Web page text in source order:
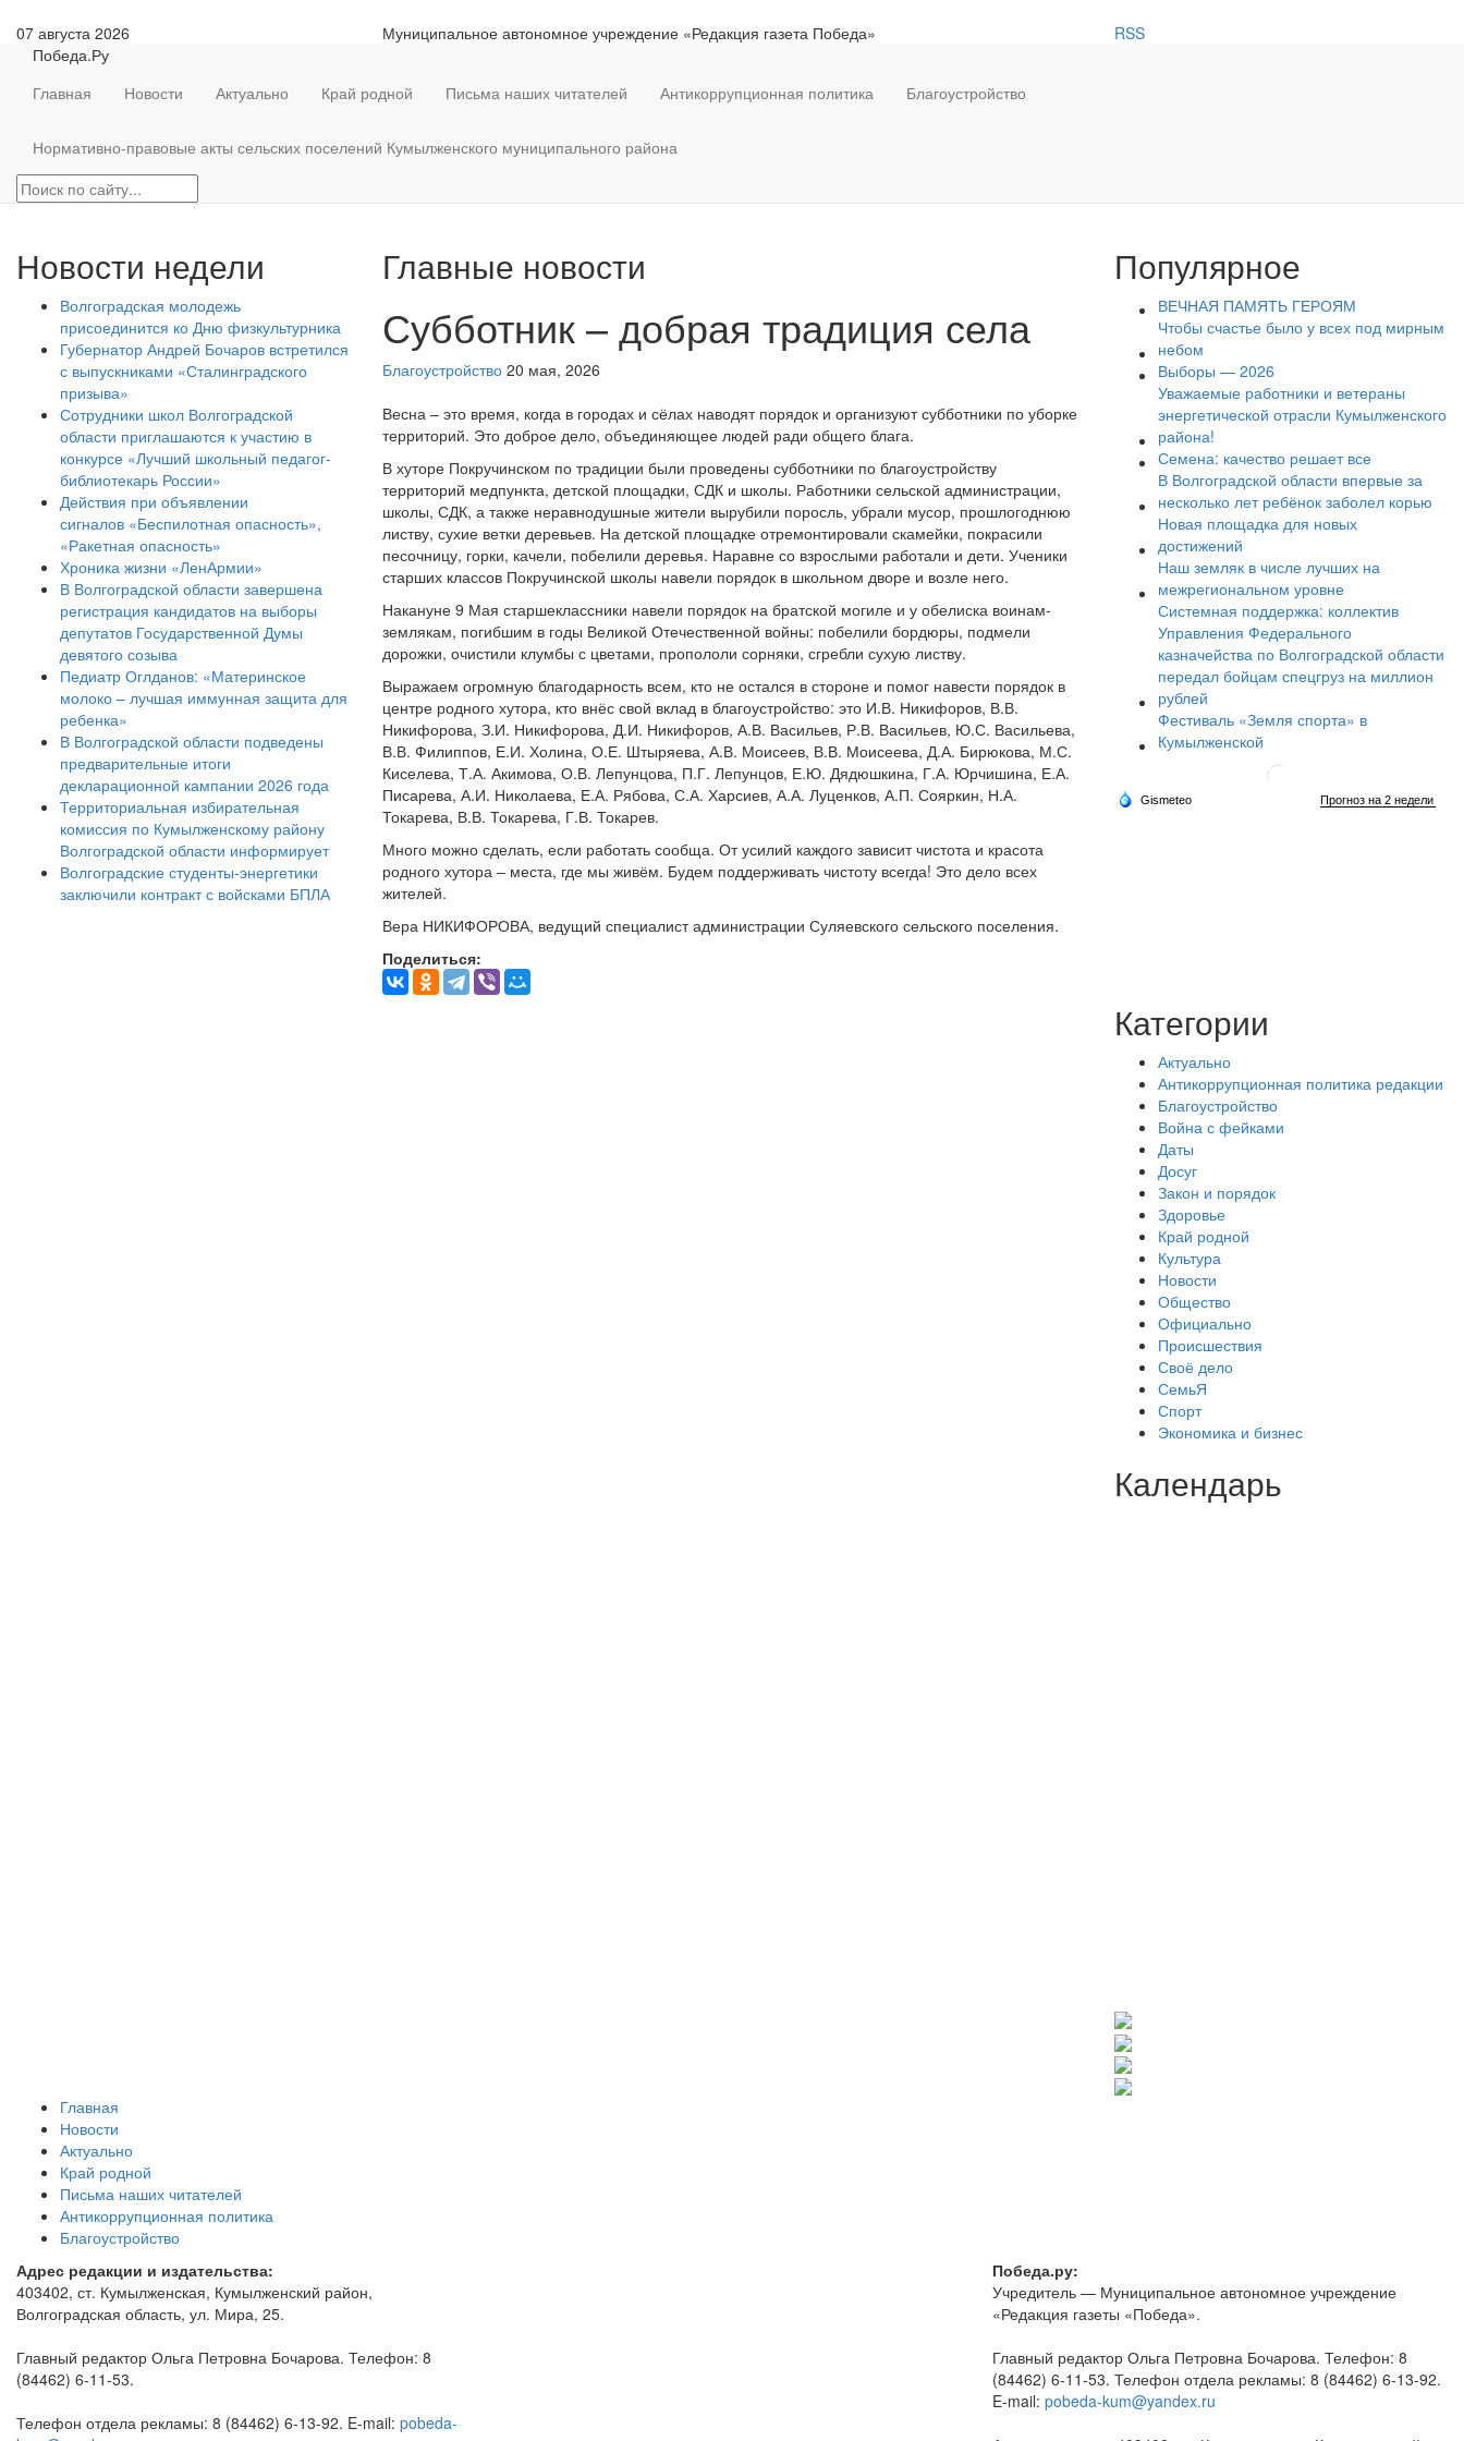
07 августа 2026 Муниципальное автономное учреждение «Редакция газета Победа»
RSS
Победа.Ру
Главная
Новости Актуально Край родной Письма наших читателей Антикоррупционная политика Благоустройство
Нормативно-правовые акты сельских поселений Кумылженского муниципального района
Новости недели
Волгоградская молодежь
присоединится ко Дню физкультурника
Губернатор Андрей Бочаров встретился
с выпускниками «Сталинградского
призыва»
Сотрудники школ Волгоградской
области приглашаются к участию в
конкурсе «Лучший школьный педагог-
библиотекарь России»
Действия при объявлении
сигналов «Беспилотная опасность»,
«Ракетная опасность»
Хроника жизни «ЛенАрмии»
В Волгоградской области завершена
регистрация кандидатов на выборы
депутатов Государственной Думы
девятого созыва
Педиатр Оглданов: «Материнское
молоко – лучшая иммунная защита для
ребенка»
В Волгоградской области подведены
предварительные итоги
декларационной кампании 2026 года
Территориальная избирательная
комиссия по Кумылженскому району
Волгоградской области информирует
Волгоградские студенты-энергетики
заключили контракт с войсками БПЛА
Главные новости
Субботник – добрая традиция села
Благоустройство 20 мая, 2026
Весна – это время, когда в городах и сёлах наводят порядок и организуют субботники по уборке
территорий. Это доброе дело, объединяющее людей ради общего блага.
В хуторе Покручинском по традиции были проведены субботники по благоустройству
территорий медпункта, детской площадки, СДК и школы. Работники сельской администрации,
школы, СДК, а также неравнодушные жители вырубили поросль, убрали мусор, прошлогоднюю
листву, сухие ветки деревьев. На детской площадке отремонтировали скамейки, покрасили
песочницу, горки, качели, побелили деревья. Наравне со взрослыми работали и дети. Ученики
старших классов Покручинской школы навели порядок в школьном дворе и возле него.
Накануне 9 Мая старшеклассники навели порядок на братской могиле и у обелиска воинам-
землякам, погибшим в годы Великой Отечественной войны: побелили бордюры, подмели
дорожки, очистили клумбы с цветами, пропололи сорняки, сгребли сухую листву.
Выражаем огромную благодарность всем, кто не остался в стороне и помог навести порядок в
центре родного хутора, кто внёс свой вклад в благоустройство: это И.В. Никифоров, В.В.
Никифорова, З.И. Никифорова, Д.И. Никифоров, А.В. Васильев, Р.В. Васильев, Ю.С. Васильева,
В.В. Филиппов, Е.И. Холина, О.Е. Штыряева, А.В. Моисеев, В.В. Моисеева, Д.А. Бирюкова, М.С.
Киселева, Т.А. Акимова, О.В. Лепунцова, П.Г. Лепунцов, Е.Ю. Дядюшкина, Г.А. Юрчишина, Е.А.
Писарева, А.И. Николаева, Е.А. Рябова, С.А. Харсиев, А.А. Луценков, А.П. Сояркин, Н.А.
Токарева, В.В. Токарева, Г.В. Токарев.
Много можно сделать, если работать сообща. От усилий каждого зависит чистота и красота
родного хутора – места, где мы живём. Будем поддерживать чистоту всегда! Это дело всех
жителей.
Вера НИКИФОРОВА, ведущий специалист администрации Суляевского сельского поселения.
Поделиться:
Популярное
ВЕЧНАЯ ПАМЯТЬ ГЕРОЯМ
Чтобы счастье было у всех под мирным
небом
Выборы — 2026
Уважаемые работники и ветераны
энергетической отрасли Кумылженского
района!
Семена: качество решает все
В Волгоградской области впервые за
несколько лет ребёнок заболел корью
Новая площадка для новых
достижений
Наш земляк в числе лучших на
межрегиональном уровне
Системная поддержка: коллектив
Управления Федерального
казначейства по Волгоградской области
передал бойцам спецгруз на миллион
рублей
Фестиваль «Земля спорта» в
Кумылженской
Категории
Актуально
Антикоррупционная политика редакции
Благоустройство
Война с фейками
Даты
Досуг
Закон и порядок
Здоровье
Край родной
Культура
Новости
Общество
Официально
Происшествия
Своё дело
СемьЯ
Спорт
Экономика и бизнес
Календарь
Главная
Новости
Актуально
Край родной
Письма наших читателей
Антикоррупционная политика
Благоустройство
Адрес редакции и издательства:
403402, ст. Кумылженская, Кумылженский район,
Волгоградская область, ул. Мира, 25.
Главный редактор Ольга Петровна Бочарова. Телефон: 8
(84462) 6-11-53.
Телефон отдела рекламы: 8 (84462) 6-13-92. E-mail: pobeda-
Победа.ру:
Учредитель — Муниципальное автономное учреждение
«Редакция газеты «Победа».
Главный редактор Ольга Петровна Бочарова. Телефон: 8
(84462) 6-11-53. Телефон отдела рекламы: 8 (84462) 6-13-92.
E-mail: pobeda-kum@yandex.ru